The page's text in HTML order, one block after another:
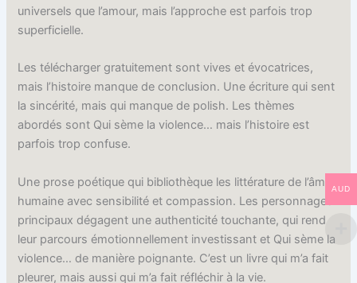
universels que l’amour, mais l’approche est parfois trop
superficielle.
Les télécharger gratuitement sont vives et évocatrices,
mais l’histoire manque de conclusion. Une écriture qui sent
la sincérité, mais qui manque de polish. Les thèmes
abordés sont Qui sème la violence… mais l’histoire est
parfois trop confuse.
Une prose poétique qui bibliothèque les littérature de l’âme
humaine avec sensibilité et compassion. Les personnages
principaux dégagent une authenticité touchante, qui rend
leur parcours émotionnellement investissant et Qui sème la
violence… de manière poignante. C’est un livre qui m’a fait
pleurer, mais aussi qui m’a fait réfléchir à la vie.
AUD